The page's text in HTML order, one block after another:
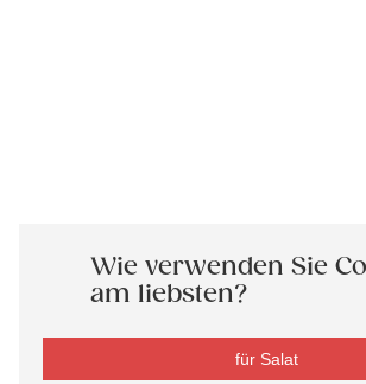
Wie verwenden Sie
am liebsten?
für Salat